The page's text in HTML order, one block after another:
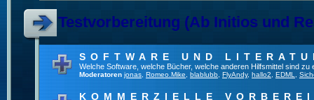
Testvorbereitung (Ab Initios und
SOFTWARE UND
Welche Software, welche Bücher, welche anderen Hilfsmittel sind zu
Moderatoren jonas Romeo.Mike blablubb FlyAndy, hallo2 EDML
KOMMERZIELLE